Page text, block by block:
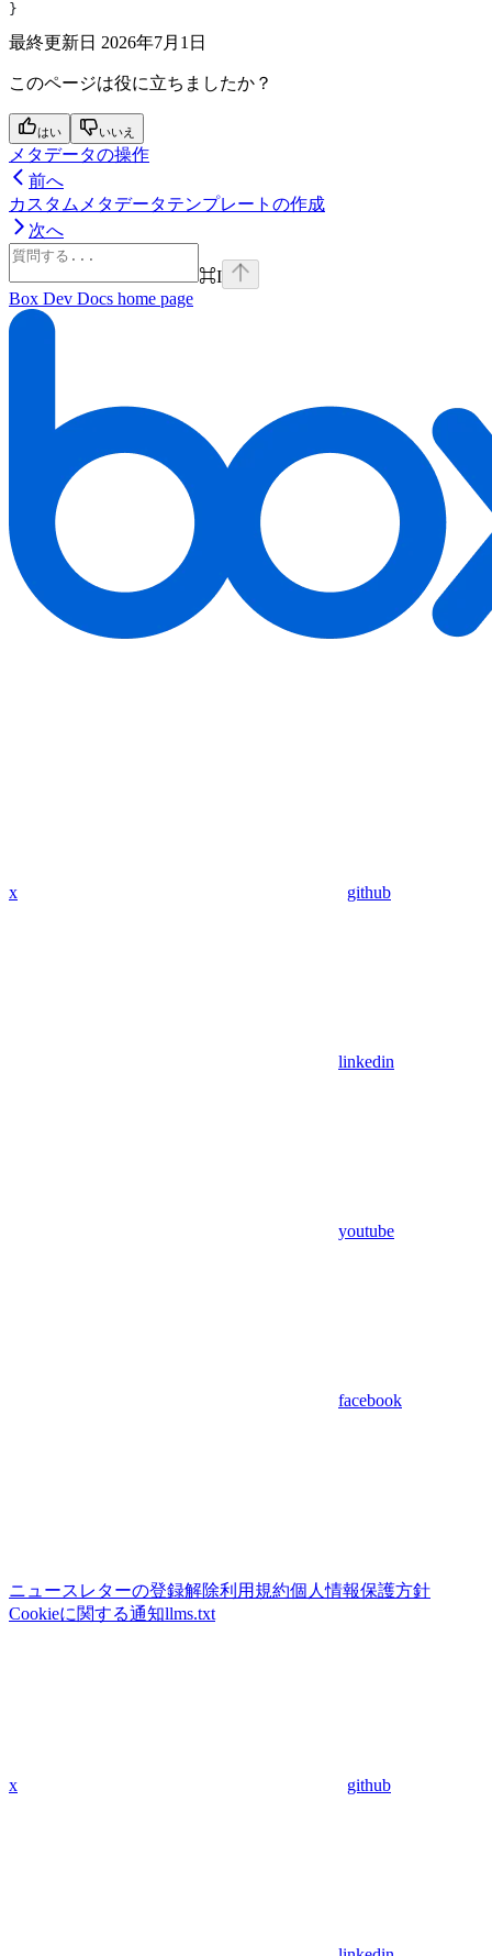
}
最終更新日 2026年7月1日
このページは役に立ちましたか？
はい いいえ
メタデータの操作
前へ
カスタムメタデータテンプレートの作成
次へ
⌘I
Box Dev Docs home page
x github
linkedin
youtube
facebook
ニュースレターの登録解除利用規約個人情報保護方針
Cookieに関する通知llms.txt
x github